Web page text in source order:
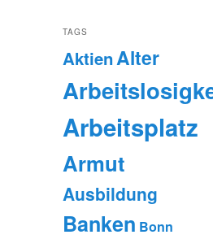
TAGS
AktienAlter
Arbeitsplatz
Armut
Ausbildung
Banken Bonn